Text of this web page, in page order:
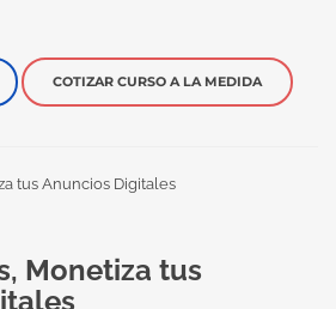
COTIZAR CURSO A LA MEDIDA
Monetiza tus